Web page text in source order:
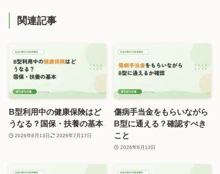
関連記事
B型利用中の健康保険はど
うなる？国保・扶養の基本
2026年6月13日 2026年7月17日
傷病手当金をもらいながら
B型に通える？確認すべき
こと
2026年6月13日